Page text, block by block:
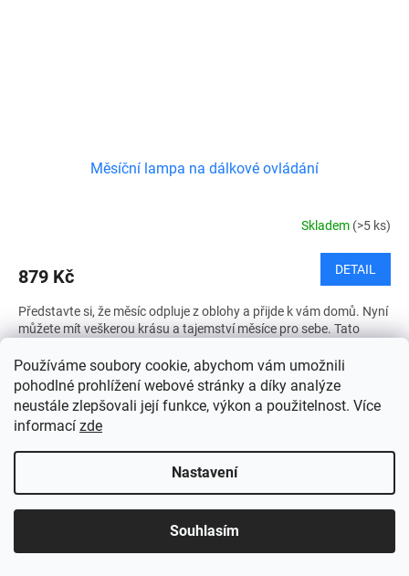
Používáme soubory cookie, abychom vám umožnili
pohodlné prohlížení webové stránky a díky analýze
neustále zlepšovali její funkce, výkon a použitelnost. Více
informací zde
Nastavení
Souhlasím
Měsíční lampa na dálkové ovládání
Skladem (>5 ks)
879 Kč DETAIL
Představte si, že měsíc odpluje z oblohy a přijde k vám domů. Nyní
můžete mít veškerou krásu a tajemství měsíce pro sebe. Tato